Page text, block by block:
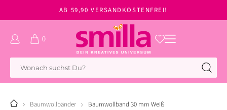
AB 59,90 VERSANDKOSTENFREI!
Warenkorb
0
0
Artikel
Baumwollbänder Baumwollband 30 mm Weiß